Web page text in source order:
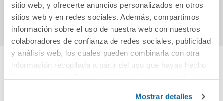
sitio web, y ofrecerte anuncios personalizados en otros
sitios web y en redes sociales. Además, compartimos
información sobre el uso de nuestra web con nuestros
colaboradores de confianza de redes sociales, publicidad
y análisis web, los cuales pueden combinarla con otra
información recopilada a partir del uso que hayas hecho
Mostrar detalles
Comprar
Comprar
Cuéntanos tu opinión